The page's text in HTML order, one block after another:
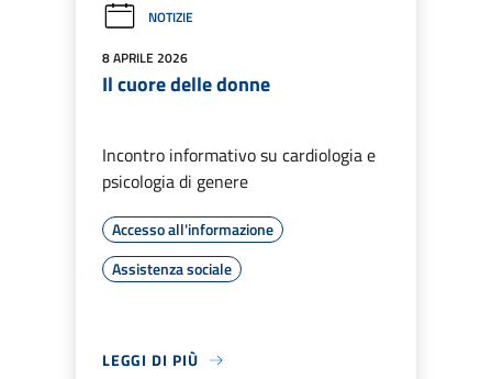
NOTIZIE
8 APRILE 2026
Il cuore delle donne
Incontro informativo su cardiologia e
psicologia di genere
Accesso all'informazione
Assistenza sociale
LEGGI DI PIÙ